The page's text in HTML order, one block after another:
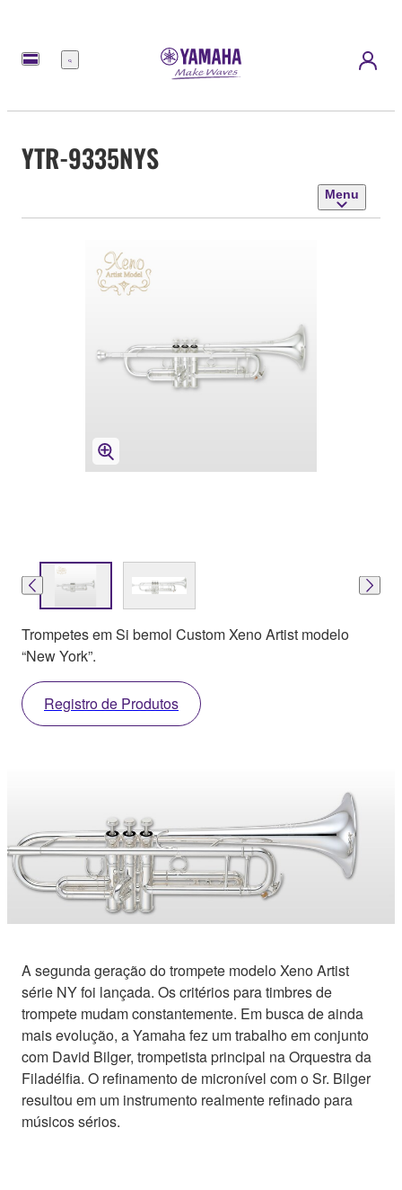
Menu
YTR-9335NYS
Menu
Trompetes em Si bemol Custom Xeno Artist modelo
“New York”.
Registro de Produtos
A segunda geração do trompete modelo Xeno Artist
série NY foi lançada. Os critérios para timbres de
trompete mudam constantemente. Em busca de ainda
mais evolução, a Yamaha fez um trabalho em conjunto
com David Bilger, trompetista principal na Orquestra da
Filadélfia. O refinamento de micronível com o Sr. Bilger
resultou em um instrumento realmente refinado para
músicos sérios.